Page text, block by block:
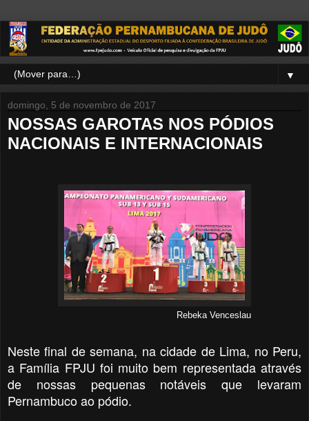
▼
domingo, 5 de novembro de 2017
NOSSAS GAROTAS NOS PÓDIOS
NACIONAIS E INTERNACIONAIS
Rebeka Venceslau
Neste final de semana, na cidade de Lima, no Peru,
a Família FPJU foi muito bem representada através
de nossas pequenas notáveis que levaram
Pernambuco ao pódio.